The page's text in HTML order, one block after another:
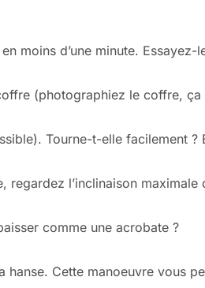
moins d’une minute.
(photographiez le coffre,
Tourne-t-elle facilement
l’inclinaison
comme une acrobate ?
Cette manoeuvre vous